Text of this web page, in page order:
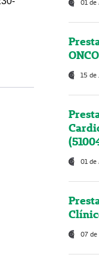
01 de
15 de
01 de
07 de